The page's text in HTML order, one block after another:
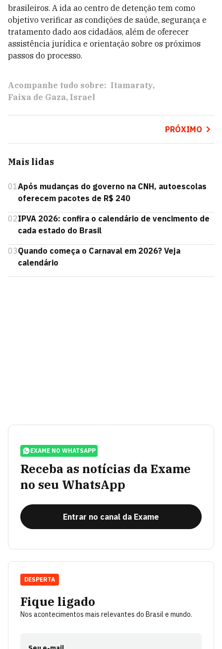
brasileiros. A ida ao centro de detenção tem como
objetivo verificar as condições de saúde, segurança e
tratamento dado aos cidadãos, além de oferecer
assistência jurídica e orientação sobre os próximos
passos do processo.
Acompanhe tudo sobre: Itamaraty
Faixa de Gaza Israel
PRÓXIMO
Mais lidas
01 Após mudanças do governo na CNH, autoescolas
oferecem pacotes de R$ 240
02IPVA 2026: confira o calendário de vencimento de
cada estado do Brasil
03Quando começa o Carnaval em 2026? Veja
calendário
EXAME NO WHATSAPP
Receba as notícias da Exame
no seu WhatsApp
Entrar no canal da Exame
Fique ligado
Nos acontecimentos mais relevantes do Brasil e mundo.
DESPERTA